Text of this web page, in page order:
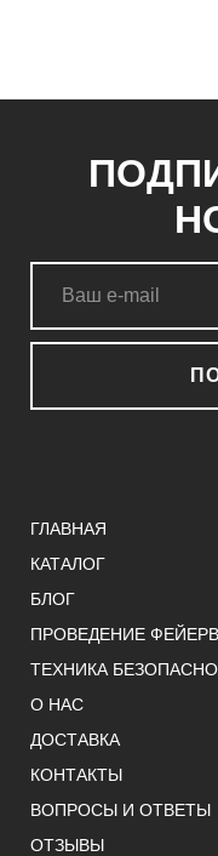
ГЛАВНАЯ
КАТАЛОГ
БЛОГ
ПРОВЕДЕНИЕ
ТЕХНИКА
О НАС
ДОСТАВКА
КОНТАКТЫ
ВОПРОСЫ И ОТВЕТЫ
ОТЗЫВЫ